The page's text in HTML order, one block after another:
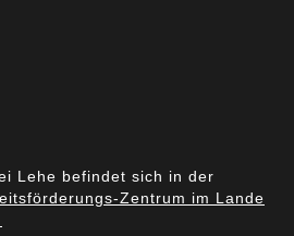
Lehe befindet sich in der
Zentrum im Lande